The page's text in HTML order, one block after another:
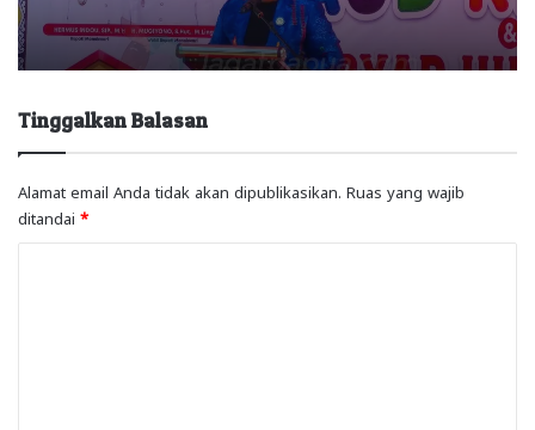
Tinggalkan Balasan
Alamat email Anda tidak akan dipublikasikan. Ruas yang wajib
ditandai *